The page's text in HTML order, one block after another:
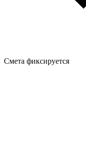
Смета фиксируется